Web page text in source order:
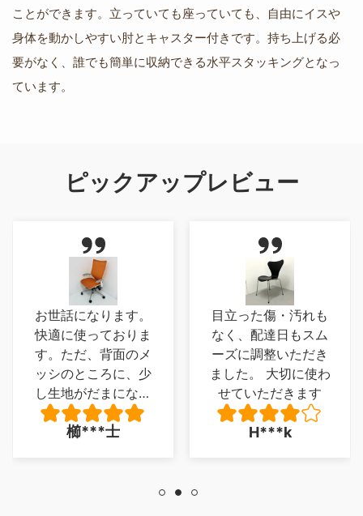
ことができます。立っていても座っていても、自由にイスや
身体を動かしやすい肘とキャスター付きです。持ち上げる必
要がなく、誰でも簡単に収納できる水平スタッキングとなっ
ています。
ピックアップレビュー
お世話になります。
快適に使っておりま
す。ただ、背面のメ
ッシのところに、少
し生地がだまになっ
ているところがあ
り、少し残念でした
櫛***士
目立った傷・汚れも
なく、配達日もスム
ーズに調整いただき
ました。 大切に使わ
せていただきます
H***k